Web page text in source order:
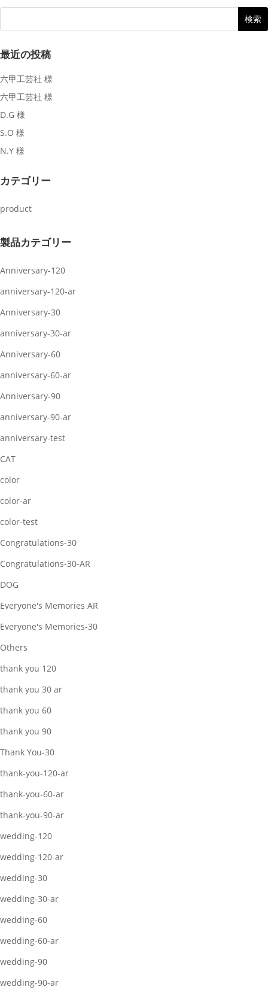
最近の投稿
六甲工芸社 様
六甲工芸社 様
D.G 様
S.O 様
N.Y 様
カテゴリー
product
製品カテゴリー
Anniversary-120
anniversary-120-ar
Anniversary-30
anniversary-30-ar
Anniversary-60
anniversary-60-ar
Anniversary-90
anniversary-90-ar
anniversary-test
CAT
color
color-ar
color-test
Congratulations-30
Congratulations-30-AR
DOG
Everyone's Memories AR
Everyone's Memories-30
Others
thank you 120
thank you 30 ar
thank you 60
thank you 90
Thank You-30
thank-you-120-ar
thank-you-60-ar
thank-you-90-ar
wedding-120
wedding-120-ar
wedding-30
wedding-30-ar
wedding-60
wedding-60-ar
wedding-90
wedding-90-ar